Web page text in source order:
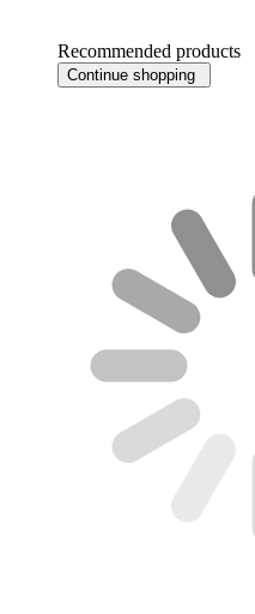
Recommended products
Continue shopping